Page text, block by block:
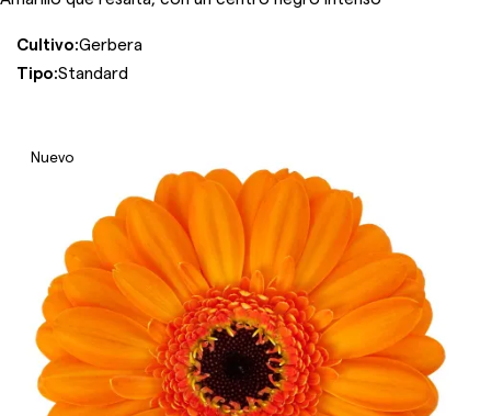
Cultivo:Gerbera
Tipo:Standard
Nuevo